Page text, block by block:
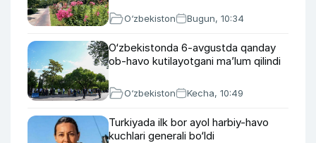
O‘zbekiston Bugun, 10:34
O‘zbekistonda 6-avgustda qanday
ob-havo kutilayotgani ma’lum qilindi
O‘zbekiston Kecha, 10:49
Turkiyada ilk bor ayol harbiy-havo
kuchlari generali bo‘ldi